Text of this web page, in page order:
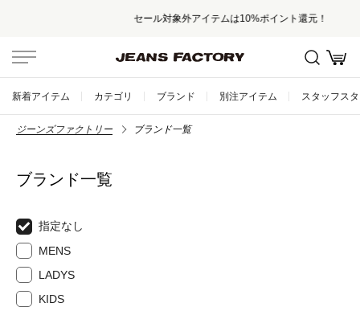
セール対象外アイテムは10%ポイント還元！
新着アイテム カテゴリ ブランド 別注アイテム スタッフス
ジーンズファクトリー ブランド一覧
ブランド一覧
指定なし
MENS
LADYS
KIDS